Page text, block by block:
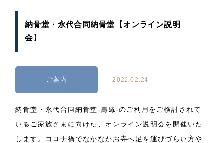
納骨堂・永代合同納骨堂【オンライン説明
会】
ご案内 2022.02.24
納骨堂・永代合同納骨堂-壽縁-のご利用をご検討されて
いるご家族さまに向けた、オンライン説明会を開催いた
します。コロナ禍でなかなかお寺へ足を運びづらい方や